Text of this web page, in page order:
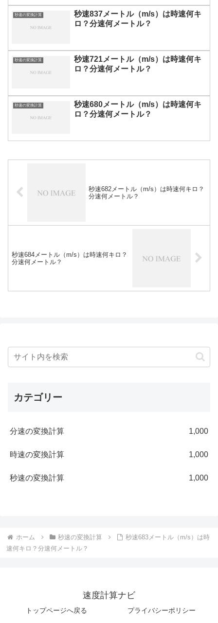
秒速の変換計算
秒速837メートル（m/s）は時速何キ
ロ？分速何メートル？
秒速の変換計算
秒速721メートル（m/s）は時速何キ
ロ？分速何メートル？
秒速の変換計算
秒速680メートル（m/s）は時速何キ
ロ？分速何メートル？
秒速682メートル（m/s）は時速何キロ？
分速何メートル？
秒速684メートル（m/s）は時速何キロ？
分速何メートル？
カテゴリー
分速の変換計算 1,000
時速の変換計算 1,000
秒速の変換計算 1,000
ホーム 秒速の変換計算
秒速683メートル（m/s）は時
速何キロ？分速何メートル？
速度計算ナビ
トップページへ戻る プライバシーポリシー